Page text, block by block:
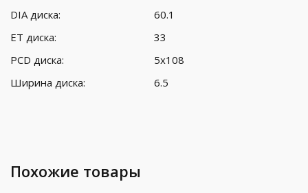
DIA диска:
60.1
ET диска:
33
PCD диска:
5x108
Ширина диска:
6.5
Похожие товары